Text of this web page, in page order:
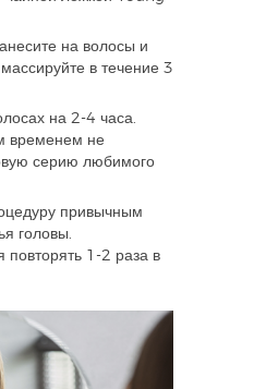
на волосы и
в течение 3
на 2-4 часа.
временем не
серию любимого
привычным
головы.
повторять 1-2 раза в